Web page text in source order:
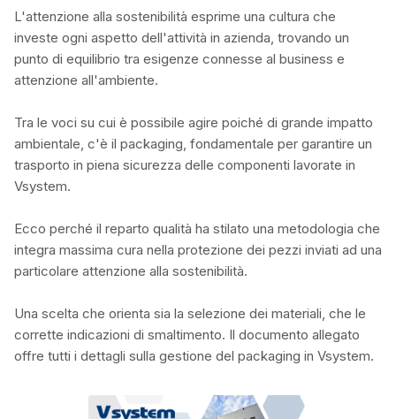
L'attenzione alla sostenibilità esprime una cultura che
investe ogni aspetto dell'attività in azienda, trovando un
punto di equilibrio tra esigenze connesse al business e
attenzione all'ambiente.
Tra le voci su cui è possibile agire poiché di grande impatto
ambientale, c'è il packaging, fondamentale per garantire un
trasporto in piena sicurezza delle componenti lavorate in
Vsystem.
Ecco perché il reparto qualità ha stilato una metodologia che
integra massima cura nella protezione dei pezzi inviati ad una
particolare attenzione alla sostenibilità.
Una scelta che orienta sia la selezione dei materiali, che le
corrette indicazioni di smaltimento. Il documento allegato
offre tutti i dettagli sulla gestione del packaging in Vsystem.